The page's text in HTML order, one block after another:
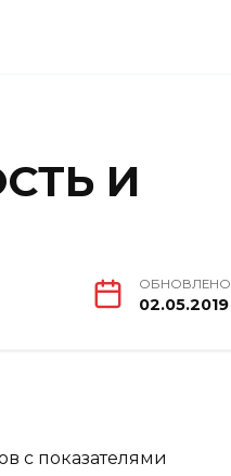
И
ОБНОВЛЕНО
02.05.2019
с показателями